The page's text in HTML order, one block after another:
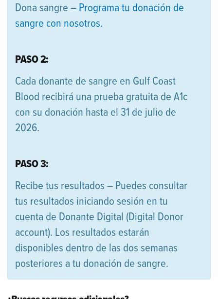
Dona sangre – Programa tu donación de
sangre con nosotros.
PASO 2:
Cada donante de sangre en Gulf Coast
Blood recibirá una prueba gratuita de A1c
con su donación hasta el 31 de julio de
2026.
PASO 3:
Recibe tus resultados – Puedes consultar
tus resultados iniciando sesión en tu
cuenta de Donante Digital (Digital Donor
account). Los resultados estarán
disponibles dentro de las dos semanas
posteriores a tu donación de sangre.